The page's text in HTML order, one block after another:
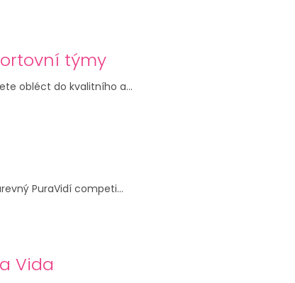
týmy
obléct do kvalitního a...
PuraVidí competi...
Vida